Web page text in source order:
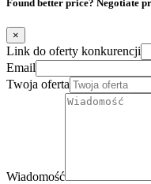
Found better price? Negotiate
×
Link do oferty konkurencji
Email
Twoja oferta
Wiadomość